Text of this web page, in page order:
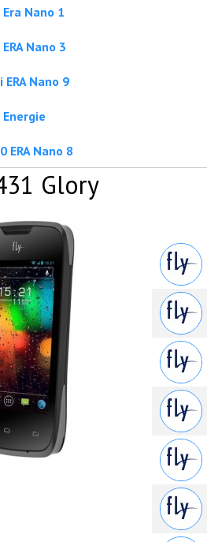
Nano 1
Nano 3
Nano 9
ERA Nano 8
Glory